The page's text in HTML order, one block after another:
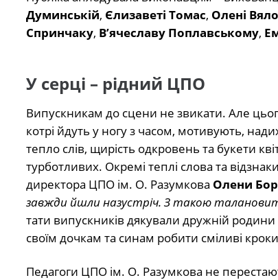
Думинській, Єлизаветі Томас, Олені
Спринчаку, В’ячеславу Поплавському,
У серці – рідний ЦПО
Випускникам до сцени не звикати. Але
котрі йдуть у ногу з часом, мотивують,
тепло слів, щирість одкровень та букети
турботливих. Окремі теплі слова та
директора ЦПО ім. О. Разумкова Олени
завжди йшли назустріч. З такою
тати випускників дякували дружній
своїм дочкам та синам робити сміливі
Педагоги ЦПО ім. О. Разумкова не